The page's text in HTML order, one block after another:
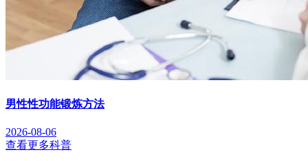
男性性功能锻炼方法
2026-08-06
查看更多科普